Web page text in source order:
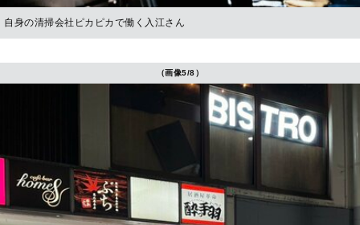
自身の清掃会社ピカピカで働く入江さん
（画像5/8）